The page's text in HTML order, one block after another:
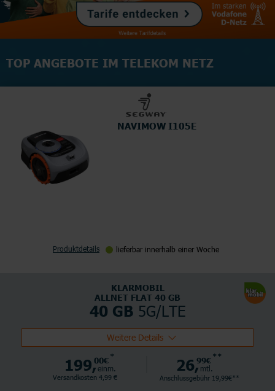
TOP ANGEBOTE IM TELEKOM NETZ
NAVIMOW I105E
Produktdetails lieferbar innerhalb einer Woche
KLARMOBIL
ALLNET FLAT 40 GB
40 GB 5G/LTE
Weitere Details
199,00€ *
einm.
Versandkosten 4,99 €
26,99€ **
mtl.
Anschlussgebühr 19,99€**